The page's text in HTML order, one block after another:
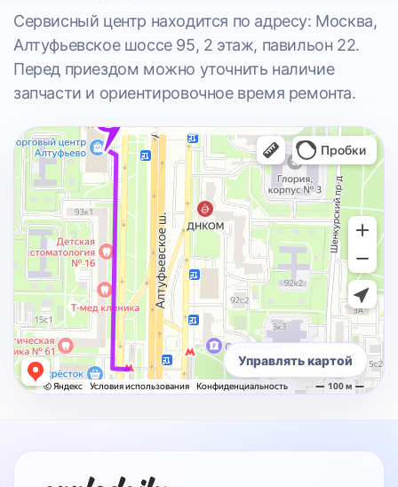
Сервисный центр находится по адресу: Москва,
Алтуфьевское шоссе 95, 2 этаж, павильон 22.
Перед приездом можно уточнить наличие
запчасти и ориентировочное время ремонта.
Управлять картой